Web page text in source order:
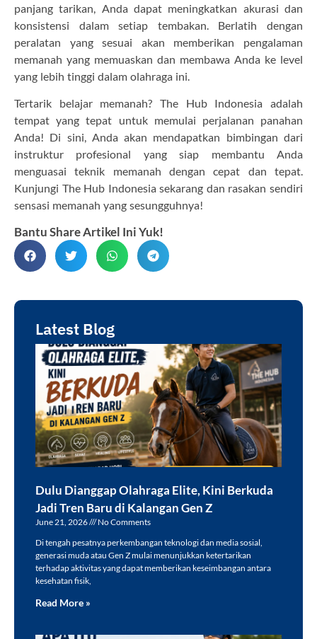
panjang tarikan, Anda dapat meningkatkan akurasi dan
konsistensi dalam setiap tembakan. Berlatih dengan
peralatan yang sesuai akan memberikan pengalaman
memanah yang memuaskan dan membawa Anda ke level
yang lebih tinggi dalam olahraga ini.
Tertarik belajar memanah? The Hub Indonesia adalah
tempat yang tepat untuk memulai perjalanan panahan
Anda! Di sini, Anda akan mendapatkan bimbingan dari
instruktur profesional yang siap membantu Anda
menguasai teknik memanah dengan cepat dan tepat.
Kunjungi The Hub Indonesia sekarang dan rasakan sendiri
sensasi memanah yang sesungguhnya!
Bantu Share Artikel Ini Yuk!
Latest Blog
Dulu Dianggap Olahraga Elite, Kini Berkuda
Jadi Tren Baru di Kalangan Gen Z
June 21, 2026
No Comments
Di tengah pesatnya perkembangan teknologi dan media sosial,
generasi muda atau Gen Z mulai menunjukkan ketertarikan
terhadap aktivitas yang dapat memberikan keseimbangan antara
kesehatan fisik,
Read More »